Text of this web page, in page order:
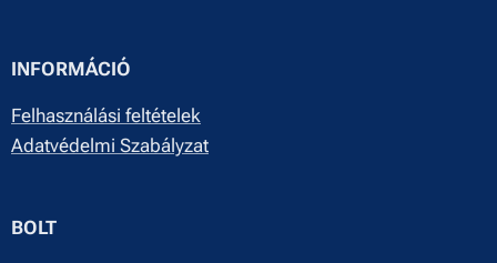
INFORMÁCIÓ
Felhasználási feltételek
Adatvédelmi Szabályzat
BOLT